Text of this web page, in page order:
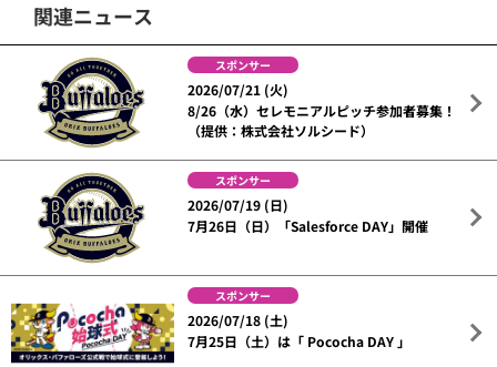
関連ニュース
スポンサー
2026/07/21 (火)
8/26（水）セレモニアルピッチ参加者募集！
（提供：株式会社ソルシード）
スポンサー
2026/07/19 (日)
7月26日（日）「Salesforce DAY」開催
スポンサー
2026/07/18 (土)
7月25日（土）は「 Pococha DAY 」